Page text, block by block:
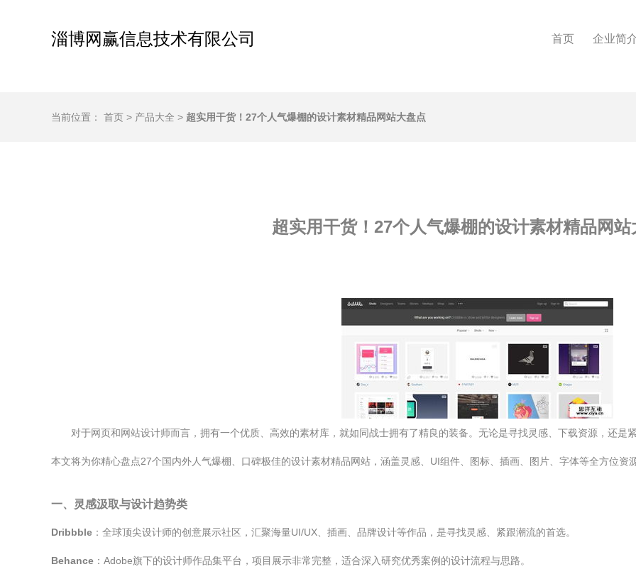
淄博网赢信息技术有限公司 首页 企业简
当前位置： 首页 > 产品大全 > 超实用干货！27个人气爆棚的设计素材精品网站大盘点
超实用干货！27个人气爆棚的设计素材精品网站
对于网页和网站设计师而言，拥有一个优质、高效的素材库，就如同战士拥有了精良的装备。无论是寻找灵感、下载资源，还是
本文将为你精心盘点27个国内外人气爆棚、口碑极佳的设计素材精品网站，涵盖灵感、UI组件、图标、插画、图片、字体等全方位资
一、灵感汲取与设计趋势类
Dribbble ：全球顶尖设计师的创意展示社区，汇聚海量UI/UX、插画、品牌设计等作品，是寻找灵感、紧跟潮流的首选。
Behance ：Adobe旗下的设计师作品集平台，项目展示非常完整，适合深入研究优秀案例的设计流程与思路。